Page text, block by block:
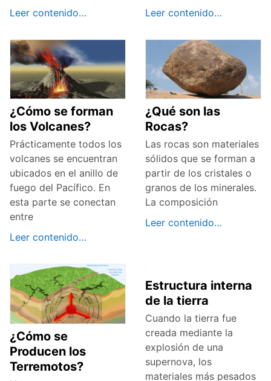
Leer contenido…
Leer contenido…
¿Cómo se forman
los Volcanes?
Prácticamente todos los
volcanes se encuentran
ubicados en el anillo de
fuego del Pacífico. En
esta parte se conectan
entre
Leer contenido…
¿Qué son las
Rocas?
Las rocas son materiales
sólidos que se forman a
partir de los cristales o
granos de los minerales.
La composición
Leer contenido…
¿Cómo se
Producen los
Terremotos?
Estructura interna
de la tierra
Cuando la tierra fue
creada mediante la
explosión de una
supernova, los
materiales más pesados